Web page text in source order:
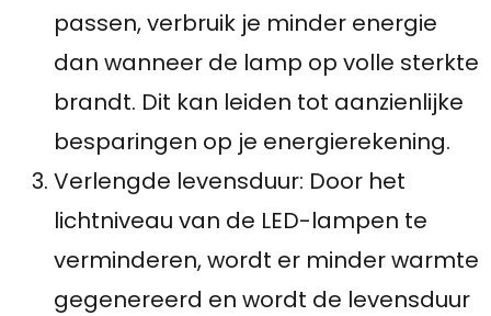
passen, verbruik je minder energie
dan wanneer de lamp op volle sterkte
brandt. Dit kan leiden tot aanzienlijke
besparingen op je energierekening.
Verlengde levensduur: Door het
lichtniveau van de LED-lampen te
verminderen, wordt er minder warmte
gegenereerd en wordt de levensduur